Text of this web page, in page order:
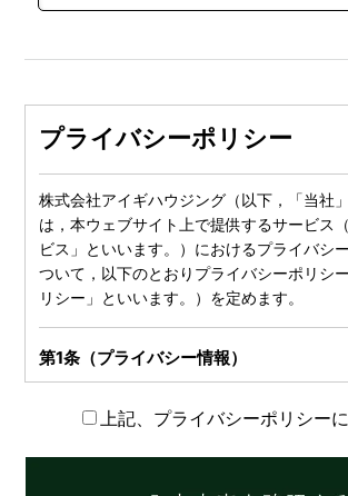
プライバシーポリシー
株式会社アイギハウジング（以下，「当社
は，本ウェブサイト上で提供するサービス
ビス」といいます。）におけるプライバシ
ついて，以下のとおりプライバシーポリシ
リシー」といいます。）を定めます。
第1条（プライバシー情報）
プライバシー情報のうち「個人情報」とは
にいう「個人情報」を指すものとし，生存
情報であって，当該情報に含まれる氏名，
上記、プライバシーポリシー